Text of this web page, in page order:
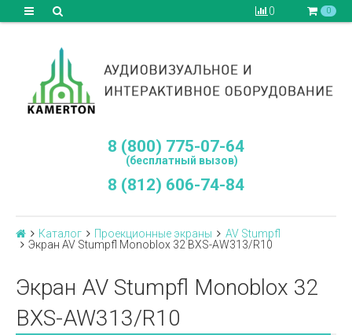
0 0
8 (800) 775-07-64
(бесплатный вызов)
8 (812) 606-74-84
Каталог Проекционные экраны
AV Stumpfl
Экран AV Stumpfl Monoblox 32 BXS-AW313/R10
Экран AV Stumpfl Monoblox 32
BXS-AW313/R10